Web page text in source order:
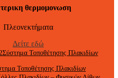
θερμομονωση
Πλεονεκτήματα
Δείτε εδώ
Σύστημα Τοποθέτησης Πλακιδίων
Τοποθέτησης Πλακιδίων